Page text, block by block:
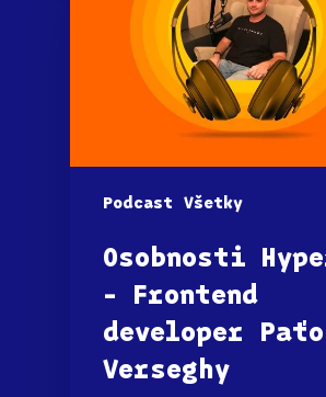
Podcast Všetky
Osobnosti
– Frontend
developer Paťo
Verseghy